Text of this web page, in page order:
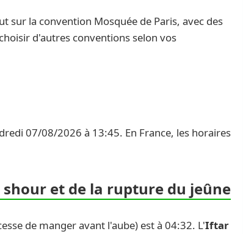
sur la convention Mosquée de Paris, avec des
d'autres conventions selon vos
07/08/2026 à 13:45. En France, les horaires
et de la rupture du jeûne
de manger avant l'aube) est à 04:32. L'Iftar